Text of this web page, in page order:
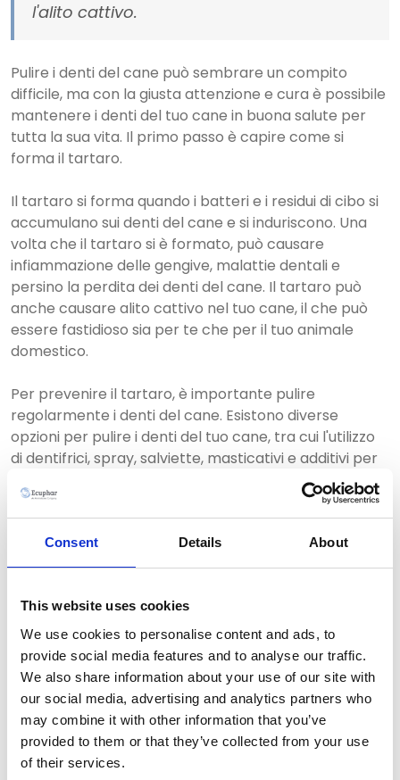
Consent Details About
This website uses cookies
We use cookies to personalise content and ads, to
provide social media features and to analyse our traffic.
We also share information about your use of our site with
our social media, advertising and analytics partners who
may combine it with other information that you’ve
provided to them or that they’ve collected from your use
of their services.
l'alito cattivo.
Pulire i denti del cane può sembrare un compito
difficile, ma con la giusta attenzione e cura è possibile
mantenere i denti del tuo cane in buona salute per
tutta la sua vita. Il primo passo è capire come si
forma il tartaro.
Il tartaro si forma quando i batteri e i residui di cibo si
accumulano sui denti del cane e si induriscono. Una
volta che il tartaro si è formato, può causare
infiammazione delle gengive, malattie dentali e
persino la perdita dei denti del cane. Il tartaro può
anche causare alito cattivo nel tuo cane, il che può
essere fastidioso sia per te che per il tuo animale
domestico.
Per prevenire il tartaro, è importante pulire
regolarmente i denti del cane. Esistono diverse
opzioni per pulire i denti del tuo cane, tra cui l'utilizzo
di dentifrici, spray, salviette, masticativi e additivi per
acqua di bevanda. da denti specifici per cani o di un
dito in microfibra da passare sulla superficie dei denti.
Se il tartaro si è già formato sui denti del tuo cane,
potrebbe essere necessario un intervento
può richiedere l'uso di strumenti specializzati per
rimuovere il tartaro in modo sicuro e efficace.
Il tartaro non è solo un problema per i denti dei cani,
ma anche per quelli dei gatti. Anche i gatti possono
soffrire di malattie dentali e di tartaro, quindi è
importante prestare attenzione alla loro igiene orale.
Tuttavia, è importante notare che i gatti sono